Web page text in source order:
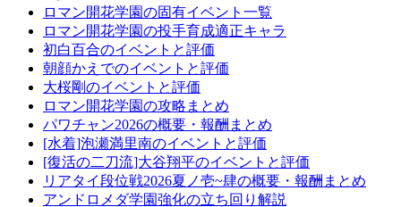
ロマン開花学園の固有イベント一覧
ロマン開花学園の投手育成適正キャラ
初白百合のイベントと評価
朝顔かえでのイベントと評価
大桜剛のイベントと評価
ロマン開花学園の攻略まとめ
パワチャン2026の概要・報酬まとめ
[水着]泡瀬満里南のイベントと評価
[復活の二刀流]大谷翔平のイベントと評価
リアタイ段位戦2026夏ノ壱~肆の概要・報酬まとめ
アンドロメダ学園強化の立ち回り解説